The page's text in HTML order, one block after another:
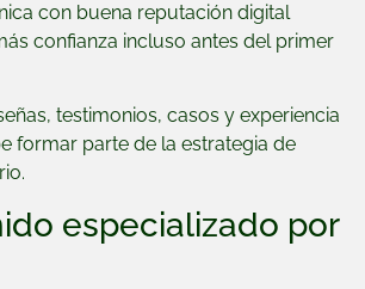
con buena reputación digital
confianza incluso antes del primer
testimonios, casos y experiencia
formar parte de la estrategia de
especializado por